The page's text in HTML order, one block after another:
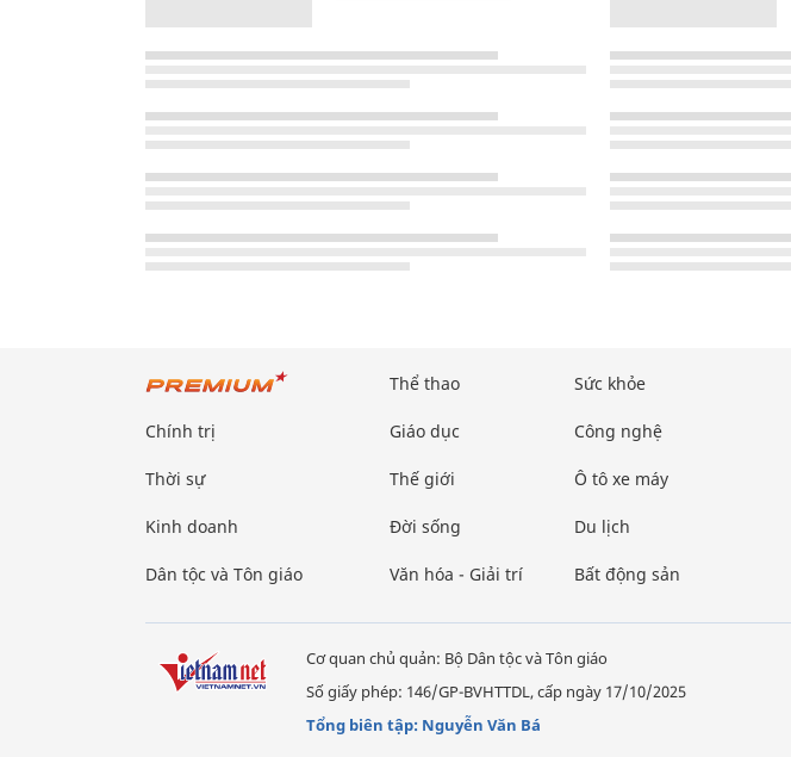
Chính trị
Thời sự
Kinh doanh
Dân tộc và Tôn giáo
Thể thao
Giáo dục
Thế giới
Đời sống
Văn hóa - Giải trí
Sức khỏe
Công nghệ
Ô tô xe máy
Du lịch
Bất động sản
Cơ quan chủ quản: Bộ Dân tộc và Tôn giáo
Số giấy phép: 146/GP-BVHTTDL, cấp ngày 17/10/2025
Tổng biên tập: Nguyễn Văn Bá